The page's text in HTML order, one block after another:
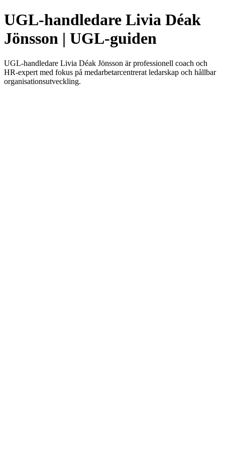
UGL-handledare Livia Déak
Jönsson | UGL-guiden
UGL-handledare Livia Déak Jönsson är professionell coach och
HR-expert med fokus på medarbetarcentrerat ledarskap och hållbar
organisationsutveckling.